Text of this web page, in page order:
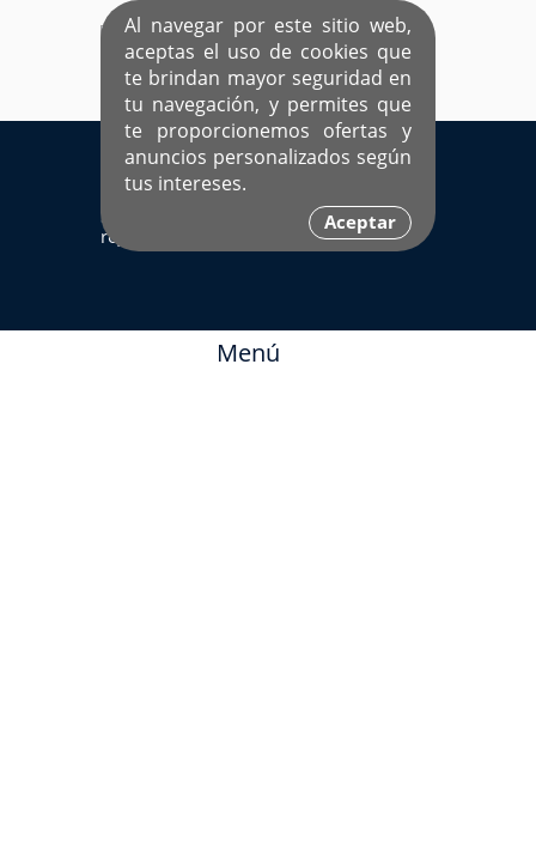
Al navegar por este sitio web,
aceptas el uso de cookies que
te brindan mayor seguridad en
tu navegación, y permites que
te proporcionemos ofertas y
anuncios personalizados según
tus intereses.
Aceptar
EL ÚNICO SITIO DEDICADO A SOLTEROS
HISPANOS COMO TÚ
Ingresa aquí
Sí ya estás
registrado
Menú